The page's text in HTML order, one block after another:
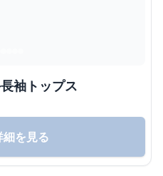
袖トップス
を見る